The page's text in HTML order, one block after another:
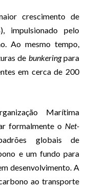
crescimento de
impulsionado pelo
Ao mesmo tempo,
de bunkeringpara
em cerca de 200
Marítima
formalmente o Net-
globais de
e um fundo para
desenvolvimento. A
ao transporte